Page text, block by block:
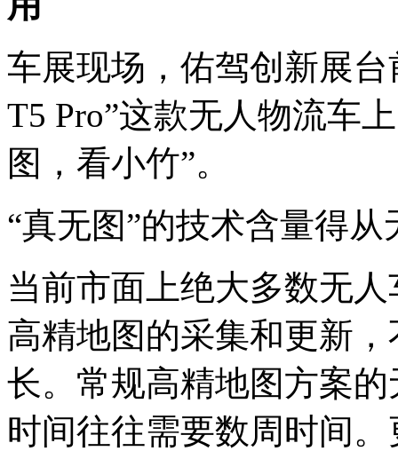
车展现场，佑驾创新展
T5 Pro”这款无人物流车
图，看小竹”。
“真无图”的技术含量得
当前市面上绝大多数无
高精地图的采集和更新
长。常规高精地图方案
时间往往需要数周时间